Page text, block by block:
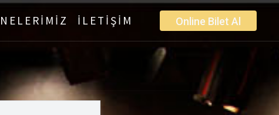
Online Bilet Al
İLETİŞİM